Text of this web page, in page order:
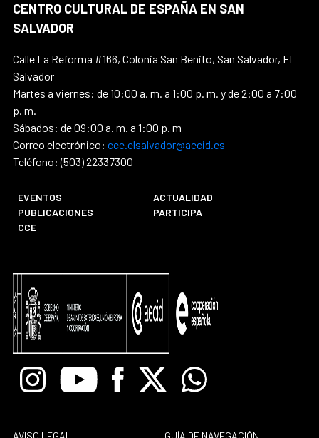
CENTRO CULTURAL DE ESPAÑA EN SAN
SALVADOR
Calle La Reforma #166, Colonia San Benito, San Salvador, El
Salvador
Martes a viernes: de 10:00 a. m. a 1:00 p. m. y de 2:00 a 7:00
p. m.
Sábados: de 09:00 a. m. a 1:00 p. m
Correo electrónico: cce.elsalvador@aecid.es
Teléfono: (503) 22337300
EVENTOS
ACTUALIDAD
PUBLICACIONES
PARTICIPA
CCE
InstagramYoutube Facebook
X Whatsapp